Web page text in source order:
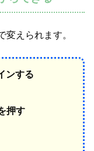
えられます。
ンする
押す